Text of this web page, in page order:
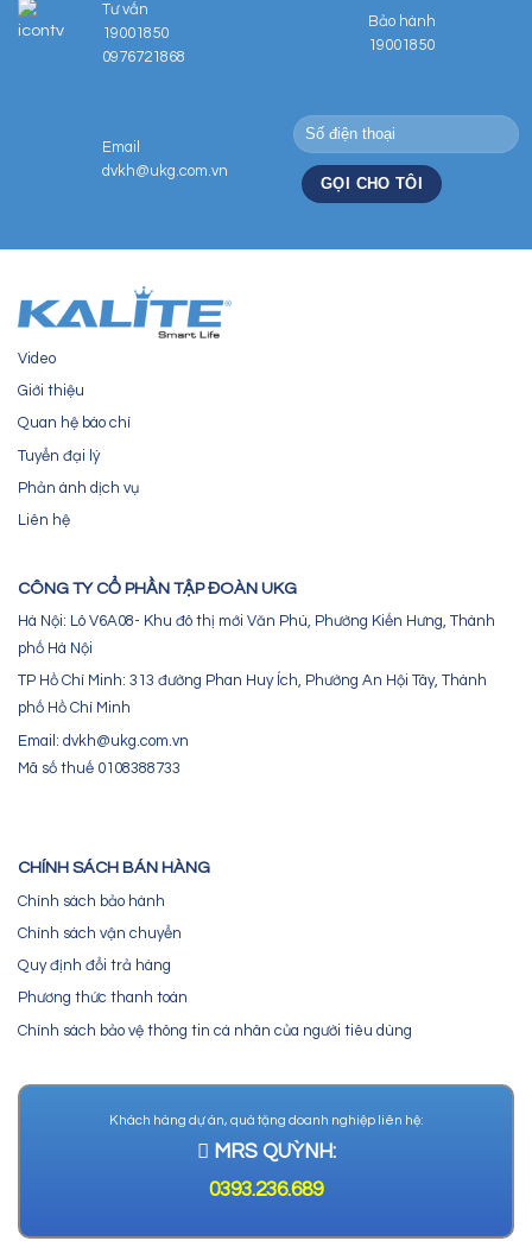
Tư vấn
19001850
0976721868
Bảo hành
19001850
Email
dvkh@ukg.com.vn
Video
Giới thiệu
Quan hệ báo chí
Tuyển đại lý
Phản ánh dịch vụ
Liên hệ
CÔNG TY CỔ PHẦN TẬP ĐOÀN UKG
Hà Nội: Lô V6A08- Khu đô thị mới Văn Phú, Phường Kiến Hưng, Thành
phố Hà Nội
TP Hồ Chí Minh: 313 đường Phan Huy Ích, Phường An Hội Tây, Thành
phố Hồ Chí Minh
Email: dvkh@ukg.com.vn
Mã số thuế 0108388733
CHÍNH SÁCH BÁN HÀNG
Chính sách bảo hành
Chính sách vận chuyển
Quy định đổi trả hàng
Phương thức thanh toán
Chính sách bảo vệ thông tin cá nhân của người tiêu dùng
Khách hàng dự án, quà tặng doanh nghiệp liên hệ:
MRS QUỲNH:
0393.236.689